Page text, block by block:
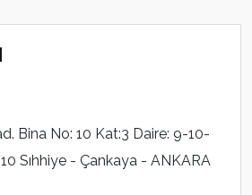
Bina No: 10 Kat:3 Daire: 9-10-
Sıhhiye - Çankaya - ANKARA